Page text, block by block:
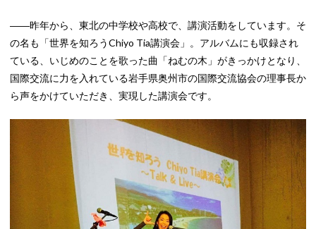
――昨年から、東北の中学校や高校で、講演活動をしています。そ
の名も「世界を知ろうChiyo Tia講演会」。アルバムにも収録され
ている、いじめのことを歌った曲「ねむの木」がきっかけとなり、
国際交流に力を入れている岩手県奥州市の国際交流協会の理事長か
ら声をかけていただき、実現した講演会です。